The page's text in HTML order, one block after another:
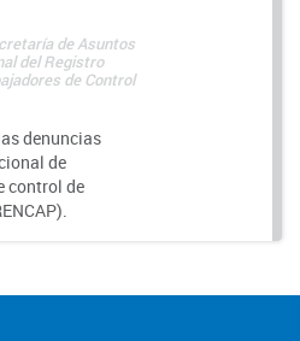
de Asuntos
del Registro
de Control
denuncias
de
control de